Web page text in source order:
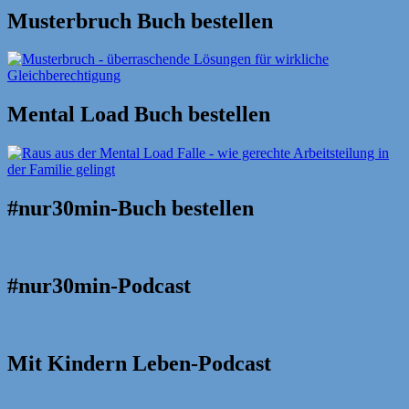
Musterbruch Buch bestellen
Mental Load Buch bestellen
#nur30min-Buch bestellen
#nur30min-Podcast
Mit Kindern Leben-Podcast